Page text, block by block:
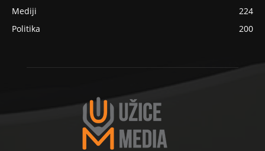
Mediji
224
Politika
200